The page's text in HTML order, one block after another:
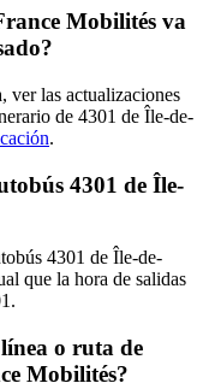
Mobilités va
ver las actualizaciones
de 4301 de Île-de-
.
4301 de Île-
4301 de Île-de-
que la hora de salidas
o ruta de
Mobilités?